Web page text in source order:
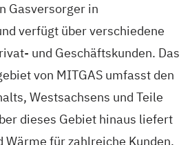
Gasversorger in
verfügt über verschiedene
und Geschäftskunden. Das
von MITGAS umfasst den
Westsachsens und Teile
dieses Gebiet hinaus liefert
Wärme für zahlreiche Kunden.